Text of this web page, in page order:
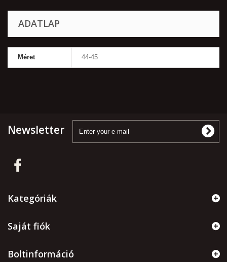
ADATLAP
Méret 44-45
Newsletter
Kategóriák
Saját fiók
Boltinformáció